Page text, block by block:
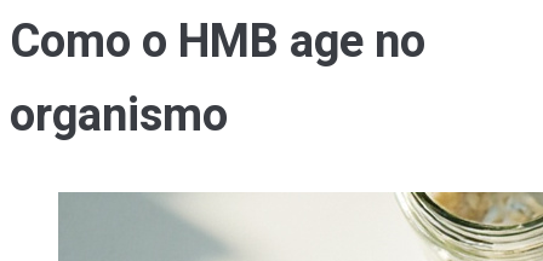
Como o HMB age no
organismo